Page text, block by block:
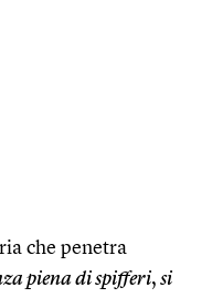
che penetra
piena di spifferi, si